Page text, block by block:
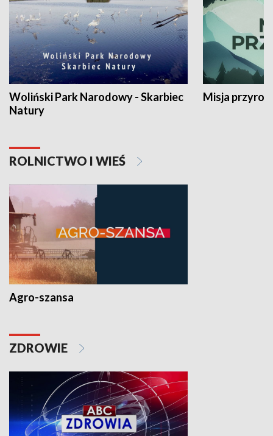
Woliński Park Narodowy - Skarbiec
Natury
Misja
ROLNICTWO I WIEŚ
Agro-szansa
ZDROWIE